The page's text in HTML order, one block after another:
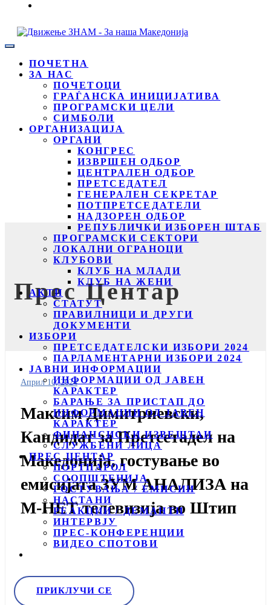
ПОЧЕТНА
ЗА НАС
ПОЧЕТОЦИ
ГРАЃАНСКА ИНИЦИЈАТИВА
ПРОГРАМСКИ ЦЕЛИ
СИМБОЛИ
ОРГАНИЗАЦИЈА
ОРГАНИ
КОНГРЕС
ИЗВРШЕН ОДБОР
ЦЕНТРАЛЕН ОДБОР
ПРЕТСЕДАТЕЛ
ГЕНЕРАЛЕН СЕКРЕТАР
ПОТПРЕТСЕДАТЕЛИ
НАДЗОРЕН ОДБОР
РЕПУБЛИЧКИ ИЗБОРЕН ШТАБ
ПРОГРАМСКИ СЕКТОРИ
ЛОКАЛНИ ОГРАНОЦИ
КЛУБОВИ
КЛУБ НА МЛАДИ
КЛУБ НА ЖЕНИ
АКТИ
СТАТУТ
ПРАВИЛНИЦИ И ДРУГИ
ДОКУМЕНТИ
ИЗБОРИ
ПРЕТСЕДАТЕЛСКИ ИЗБОРИ 2024
ПАРЛАМЕНТАРНИ ИЗБОРИ 2024
ЈАВНИ ИНФОРМАЦИИ
ИНФОРМАЦИИ ОД ЈАВЕН
КАРАКТЕР
БАРАЊЕ ЗА ПРИСТАП ДО
ИНФОРМАЦИИ ОД ЈАВЕН
КАРАКТЕР
ФИНАНСИСКИ ИЗВЕШТАИ
СЛУЖБЕНИ ЛИЦА
ПРЕС ЦЕНТАР
ПОРТПАРОЛ
СООПШТЕНИЈА
ГОСТУВАЊА / ЕМИСИИ
НАСТАНИ
РЕАКЦИИ / ДЕМАНТИ
ИНТЕРВЈУ
ПРЕС-КОНФЕРЕНЦИИ
ВИДЕО СПОТОВИ
ПРИКЛУЧИ СЕ
Прес Центар
Април 10, 2024
Максим Димитриевски,
Кандидат за Претсетадел на
Македонија, гостување во
емисијата ЗУМ АНАЛИЗА на
М-НЕТ телевизија во Штип